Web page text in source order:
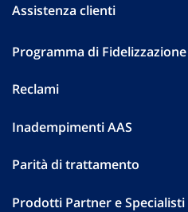
Assistenza clienti
Programma di Fidelizzazione
Reclami
Inadempimenti AAS
Parità di trattamento
Prodotti Partner e